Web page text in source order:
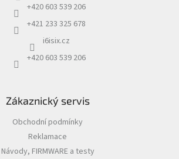
+420 603 539 206
+421 233 325 678
i6isix.cz
+420 603 539 206
Zákaznický servis
Obchodní podmínky
Reklamace
Návody, FIRMWARE a testy